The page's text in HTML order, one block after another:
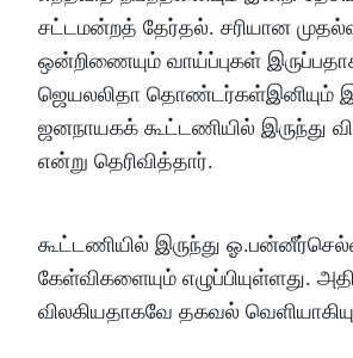
சட்டமன்றத் தேர்தல். சரியான
ஒன்றிணையும் வாய்ப்புகள்
ஜெயலலிதா தொண்டர்கள்இனியும்
ஜனநாயகக் கூட்டணியில் இருந்து
என்று தெரிவித்தார்.
கூட்டணியில் இருந்து
கேள்விகளையும் எழுப்பியுள்ளது.
விலகியதாகவே தகவல்